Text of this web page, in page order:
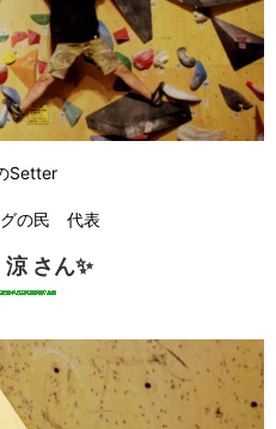
Setter
グの民 代表
さん✨